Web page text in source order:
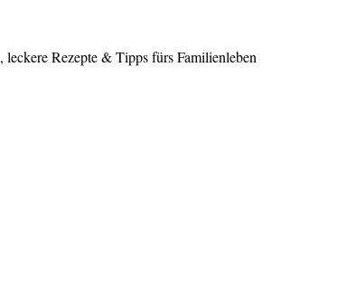
Rezepte & Tipps fürs Familienleben